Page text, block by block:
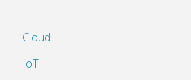
Cloud
IoT